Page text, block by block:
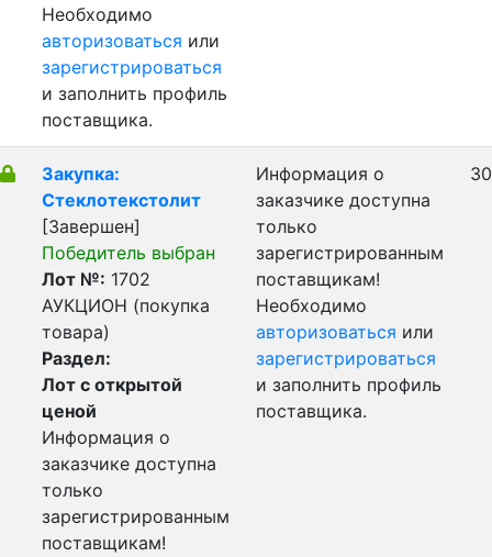
Необходимо
авторизоваться или
зарегистрироваться
и заполнить профиль
поставщика.
Закупка:
Стеклотекстолит
[Завершен]
Победитель выбран
Лот №: 1702
АУКЦИОН (покупка
товара)
Раздел:
Лот с открытой
ценой
Информация о
заказчике доступна
только
зарегистрированным
поставщикам!
Информация о
заказчике доступна
только
зарегистрированным
поставщикам!
Необходимо
авторизоваться или
зарегистрироваться
и заполнить профиль
поставщика.